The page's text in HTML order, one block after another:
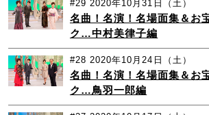
#29 2020年10月31日（土）
名曲！名演！名場面集＆お
ク…中村美律子編
#28 2020年10月24日（土）
名曲！名演！名場面集＆お
ク…鳥羽一郎編